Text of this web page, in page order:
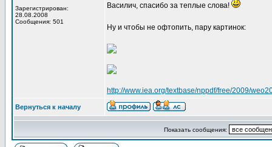
Зарегистрирован:
28.08.2008
Сообщения: 501
Василич, спасибо за теплые слова!
Ну и чтобы не офтопить, пару картинок:
http://www.iea.org/textbase/nppdf/free/2009/
Вернуться к началу
Показать сообщения: